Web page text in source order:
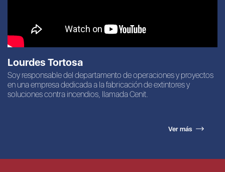
Lourdes Tortosa
Soy responsable del departamento de operaciones y proyectos
en una empresa dedicada a la fabricación de extintores y
soluciones contra incendios, llamada Cenit.
Ver más